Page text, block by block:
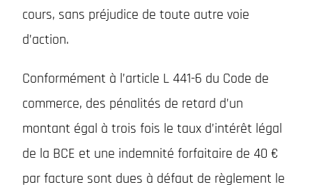
cours, sans préjudice de toute autre voie
d’action.
Conformément à l’article L 441-6 du Code de
commerce, des pénalités de retard d’un
montant égal à trois fois le taux d’intérêt légal
de la BCE et une indemnité forfaitaire de 40 €
par facture sont dues à défaut de règlement le